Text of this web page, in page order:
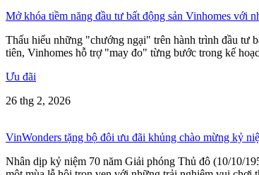
Mở khóa tiềm năng đầu tư bất động sản Vinhomes với
Thấu hiểu những "chướng ngại" trên hành trình đầu tư
tiên, Vinhomes hỗ trợ "may đo" từng bước trong kế
Ưu đãi
26 thg 2, 2026
VinWonders tặng bộ đôi ưu đãi khủng chào mừng kỷ
Nhân dịp kỷ niệm 70 năm Giải phóng Thủ đô (10/10/